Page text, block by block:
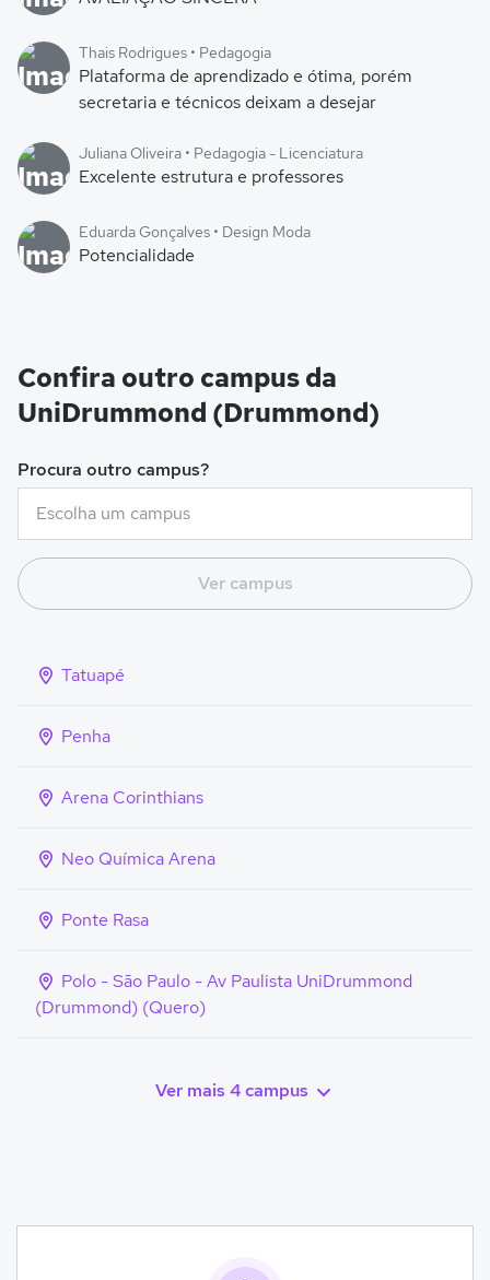
Thais Rodrigues • Pedagogia
Plataforma de aprendizado e ótima, porém
secretaria e técnicos deixam a desejar
Juliana Oliveira • Pedagogia - Licenciatura
Excelente estrutura e professores
Eduarda Gonçalves • Design Moda
Potencialidade
Confira outro campus da
UniDrummond (Drummond)
Procura outro campus?
Ver campus
Tatuapé
Penha
Arena Corinthians
Neo Química Arena
Ponte Rasa
Polo - São Paulo - Av Paulista UniDrummond
(Drummond) (Quero)
Ver mais 4 campus